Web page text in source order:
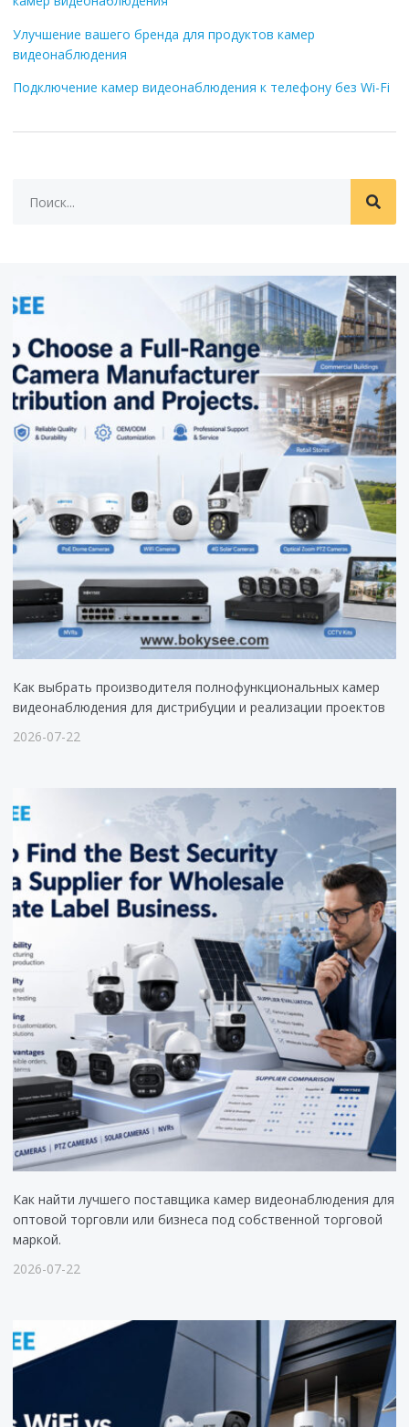
Улучшение вашего бренда для продуктов камер
видеонаблюдения
Подключение камер видеонаблюдения к телефону без Wi-Fi
Как выбрать производителя полнофункциональных камер
видеонаблюдения для дистрибуции и реализации проектов
2026-07-22
Как найти лучшего поставщика камер видеонаблюдения для
оптовой торговли или бизнеса под собственной торговой
маркой.
2026-07-22